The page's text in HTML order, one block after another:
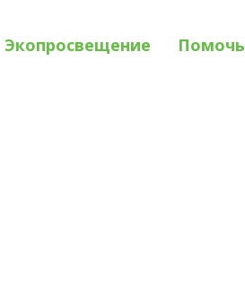
Экопросвещение Помочь